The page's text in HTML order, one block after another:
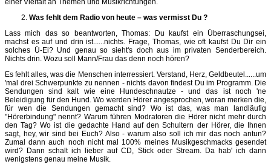
Was fehlt dem Radio von heute – was vermisst Du ?
Lass mich das so beantworten, Thomas: Du kaufst ein Überraschungsei,
machst es auf und drin ist......nichts. Frage, Thomas, wie oft kaufst Du Dir ein
solches Ü-Ei? Und genau so sieht's doch aus im privaten Senderbereich.
Nichts drin. Wozu soll Mann/Frau das denn noch hören?
Es fehlt alles, was die Menschen interressiert. Verstand, Herz, Geldbeutel......um
'mal drei Schwerpunkte zu nennen - nichts davon findest Du im Programm. Die
Sendungen sind kalt wie eine Hundeschnautze - und das ist noch 'ne
Beleidigung für den Hund. Wo werden Hörer angesprochen, woran merken die,
für wen die Sendungen gemacht sind? Wo ist das, was man landläufig
"Hörerbindung" nennt? Warum führen Modratoren die Hörer nicht mehr durch
den Tag? Wo ist die gedachte Hand auf den Schultern der Hörer, die Ihnen
sagt, hey, wir sind bei Euch? Also - warum also soll ich mir das noch antun?
Zumal dann auch noch nicht mal 100% meines Musikgeschmacks gesendet
wird? Dann schalt ich lieber auf CD, Stick oder Stream. Da hab' ich dann
wenigstens genau meine Musik.